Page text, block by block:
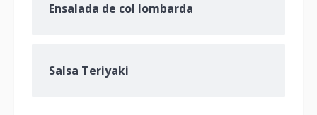
Ensalada de col lombarda
Salsa Teriyaki